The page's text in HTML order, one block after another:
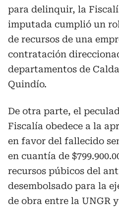
para delinquir, la
imputada cumplió un
de recursos de una
contratación
departamentos de
Quindío.
De otra parte, el
Fiscalía obedece a la
en favor del fallecido
en cuantía de
recursos púbicos del
desembolsado para la
de obra entre la UNGR